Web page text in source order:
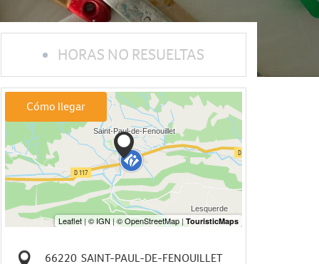
HORAS NO RESUELTAS
Cómo llegar
66220 SAINT-PAUL-DE-FENOUILLET